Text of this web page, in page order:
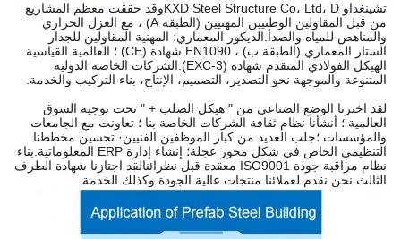
تشينغداو KXD Steel Structure Co، Ltd، D
وقد حققت معظم المشاريع
من قبل المقاولين الوطنيين المهنيين (الطبقة A) ، مع العزل الحراري
والمناهض للمياه والصدأ.الديكور المعماري؛ المهنية المقاولين للجدار
الستار المعماري (الطبقة ب) ، EN1090 شهادة (CE) ؛ العالمية القياسية
الهيكل الفولاذي المتقدم شهادة (EXC-3).الشركات الخاصة الدولية
المتنوعة والموجهة نحو التصدير، التصميم، الإنتاج، بناء التركيب والخدمة.
لقد اخترنا الوضع الصناعي من " هيكل الصلب + " تحت توجيه السوق
العالمية ؛ أنشأنا نظام ثقافة الشركات الخاصة بنا ؛ تعاونت مع الجامعات
والمؤسسات ؛جلب العديد من كبار الموظفين الفنيين· تحسين مخططنا
التنظيمي الخاص في شكل محور عجلة؛ إنشاء إدارة ERP المعلوماتية.بناء
نظام مراقبة جودة ISO9001 معقدة قبل نظرائنالقد اجتازنا شهادة الطرف
الثالث نحن نقدم لعملائنا منتجات عالية الجودة وكذلك الخدمة